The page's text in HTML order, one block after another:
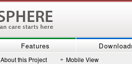
Features
About this Project » Mobile View